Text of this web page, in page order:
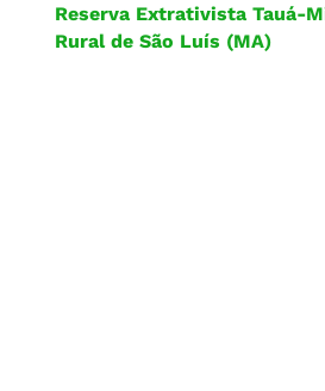
Reserva Extrativista Tauá-
Rural de São Luís (MA)